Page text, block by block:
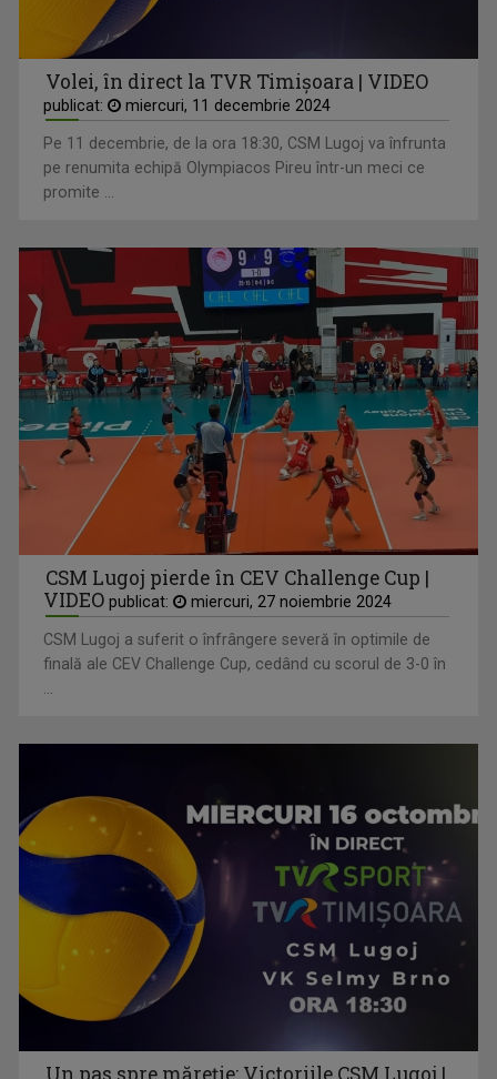
Volei, în direct la TVR Timișoara | VIDEO
publicat: miercuri, 11 decembrie 2024
Pe 11 decembrie, de la ora 18:30, CSM Lugoj va înfrunta
pe renumita echipă Olympiacos Pireu într-un meci ce
promite ...
CSM Lugoj pierde în CEV Challenge Cup |
VIDEO publicat: miercuri, 27 noiembrie 2024
CSM Lugoj a suferit o înfrângere severă în optimile de
finală ale CEV Challenge Cup, cedând cu scorul de 3-0 în